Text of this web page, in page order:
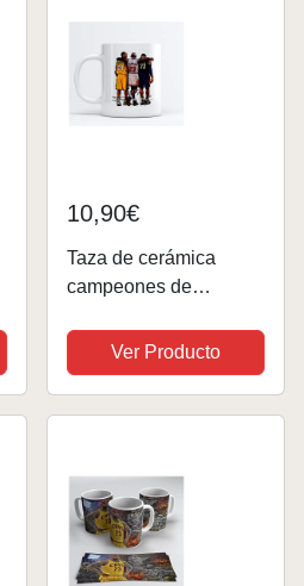
10,90€
Taza de cerámica
campeones de
LebronVer Producto